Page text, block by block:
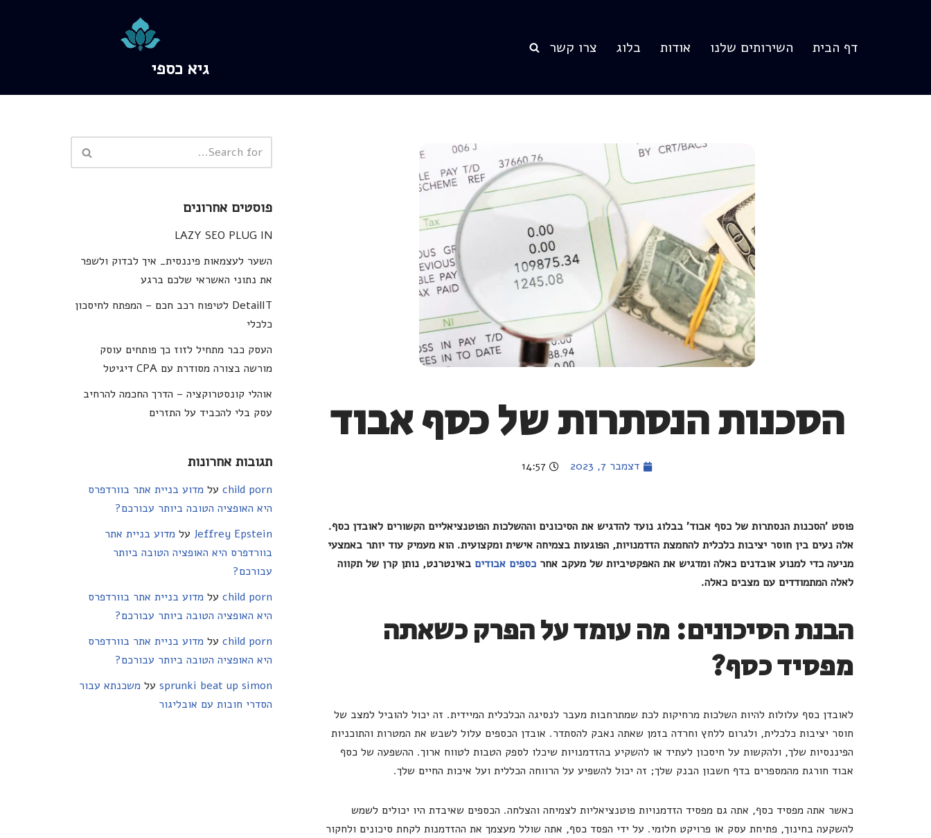
דף הבית השירותים שלנו אודות בלוג צרו קשר
גיא כספי
הסכנות הנסתרות של כסף אבוד
דצמבר 7, 2023 14:57
פוסט 'הסכנות הנסתרות של כסף אבוד' בבלוג נועד להדגיש את הסיכונים וההשלכות הפוטנציאליים הקשורים לאובדן כסף.
אלה נעים בין חוסר יציבות כלכלית להחמצת הזדמנויות, הפוגעות בצמיחה אישית ומקצועית. הוא מעמיק עוד יותר באמצעי
מניעה כדי למנוע אובדנים כאלה ומדגיש את האפקטיביות של מעקב אחר כספים אבודים באינטרנט, נותן קרן של תקווה
לאלה המתמודדים עם מצבים כאלה.
הבנת הסיכונים: מה עומד על הפרק כשאתה
מפסיד כסף?
לאובדן כסף עלולות להיות השלכות מרחיקות לכת שמתרחבות מעבר לנסיגה הכלכלית המיידית. זה יכול להוביל למצב של
חוסר יציבות כלכלית, ולגרום ללחץ וחרדה בזמן שאתה נאבק להסתדר. אובדן הכספים עלול לשבש את המטרות והתוכניות
הפיננסיות שלך, ולהקשות על חיסכון לעתיד או להשקיע בהזדמנויות שיכלו לספק הטבות לטווח ארוך. ההשפעה של כסף
אבוד חורגת מהמספרים בדף חשבון הבנק שלך; זה יכול להשפיע על הרווחה הכללית ועל איכות החיים שלך.
כאשר אתה מפסיד כסף, אתה גם מפסיד הזדמנויות פוטנציאליות לצמיחה והצלחה. הכספים שאיבדת היו יכולים לשמש
להשקעה בחינוך, פתיחת עסק או פרויקט חלומי. על ידי הפסד כסף, אתה שולל מעצמך את ההזדמנות לקחת סיכונים ולחקור
פוסטים אחרונים
LAZY SEO PLUG IN
השער לעצמאות פיננסית_ איך לבדוק ולשפר
את נתוני האשראי שלכם ברגע
DetailIT לטיפוח רכב חכם – המפתח לחיסכון
כלכלי
העסק כבר מתחיל לזוז כך פותחים עוסק
מורשה בצורה מסודרת עם CPA דיגיטל
אוהלי קונסטרוקציה – הדרך החכמה להרחיב
עסק בלי להכביד על התזרים
תגובות אחרונות
child porn על מדוע בניית אתר בוורדפרס
היא האופציה הטובה ביותר עבורכם?
Jeffrey Epstein על מדוע בניית אתר
בוורדפרס היא האופציה הטובה ביותר
עבורכם?
child porn על מדוע בניית אתר בוורדפרס
היא האופציה הטובה ביותר עבורכם?
child porn על מדוע בניית אתר בוורדפרס
היא האופציה הטובה ביותר עבורכם?
sprunki beat up simon על משכנתא עבור
הסדרי חובות עם אובליגור